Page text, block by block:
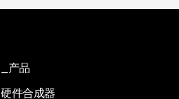
产品
硬件合成器